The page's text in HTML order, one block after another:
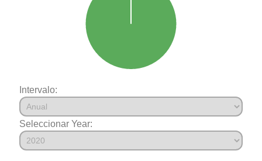
Intervalo:
Seleccionar Year: